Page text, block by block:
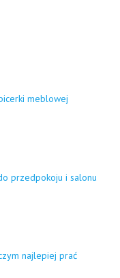
meblowej
przedpokoju i salonu
najlepiej prać